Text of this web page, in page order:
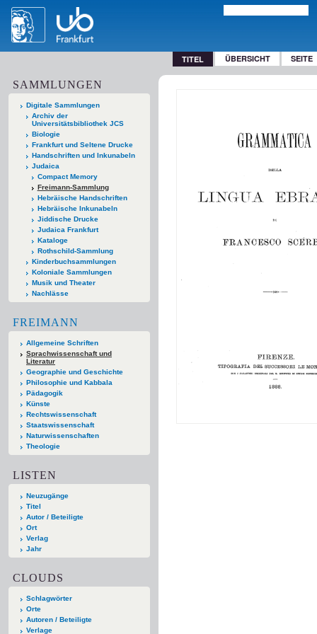
TITEL ÜBERSICHT SEITE
SAMMLUNGEN
Digitale Sammlungen
Archiv der
Universitätsbibliothek JCS
Biologie
Frankfurt und Seltene Drucke
Handschriften und Inkunabeln
Judaica
Compact Memory
Freimann-Sammlung
Hebräische Handschriften
Hebräische Inkunabeln
Jiddische Drucke
Judaica Frankfurt
Kataloge
Rothschild-Sammlung
Kinderbuchsammlungen
Koloniale Sammlungen
Musik und Theater
Nachlässe
FREIMANN
Allgemeine Schriften
Sprachwissenschaft und
Literatur
Geographie und Geschichte
Philosophie und Kabbala
Pädagogik
Künste
Rechtswissenschaft
Staatswissenschaft
Naturwissenschaften
Theologie
LISTEN
Neuzugänge
Titel
Autor / Beteiligte
Ort
Verlag
Jahr
CLOUDS
Schlagwörter
Orte
Autoren / Beteiligte
Verlage